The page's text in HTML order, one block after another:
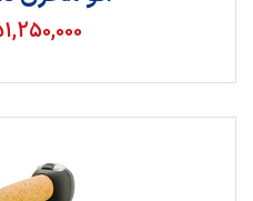
151,250,000